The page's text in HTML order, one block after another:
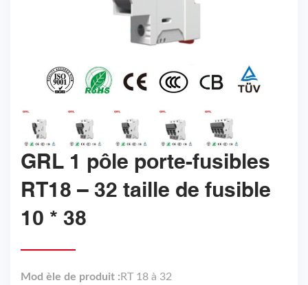
GRL 1 pôle porte-fusibles
RT18 – 32 taille de fusible
10 * 38
Mod èle de produit : RT 18 à 32